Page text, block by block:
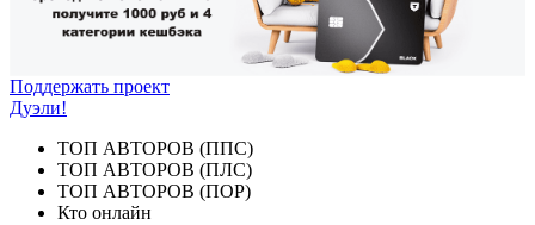
Поддержать проект
Дуэли!
ТОП АВТОРОВ (ППС)
ТОП АВТОРОВ (ПЛС)
ТОП АВТОРОВ (ПОР)
Кто онлайн